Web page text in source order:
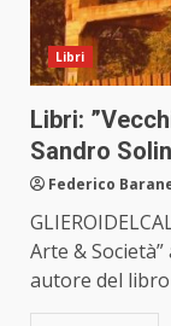
Libri
Libri:
Sandro
Federico
Arte &
autore del libro